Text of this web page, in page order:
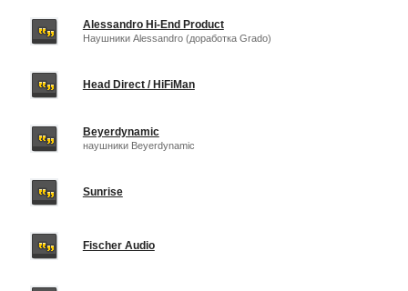
Alessandro Hi-End Product
Наушники Alessandro (доработка Grado)
Head Direct / HiFiMan
Beyerdynamic
наушники Beyerdynamic
Sunrise
Fischer Audio